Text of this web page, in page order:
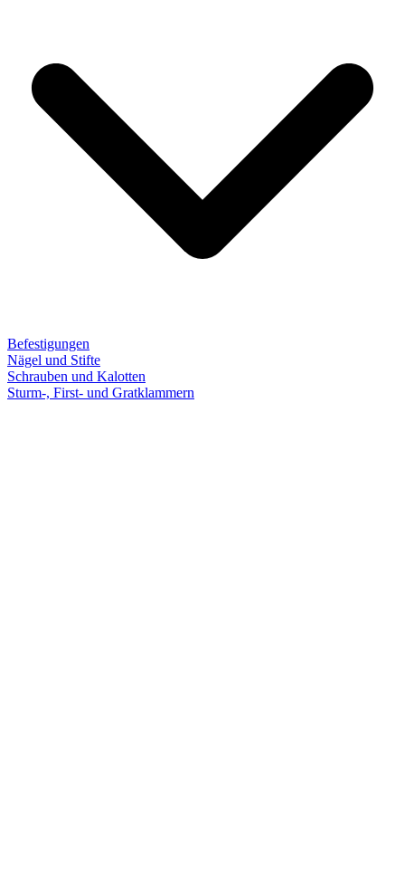
Befestigungen
Nägel und Stifte
Schrauben und Kalotten
Sturm-, First- und Gratklammern